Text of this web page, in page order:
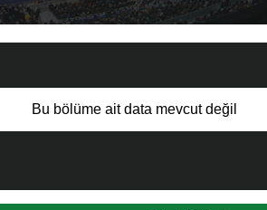
Bu bölüme ait data mevcut değil